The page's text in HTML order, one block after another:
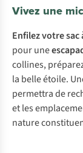
Vivez une
Enfilez votresac
pour une
collines,
la belle étoile.
permettra de
et les
nature